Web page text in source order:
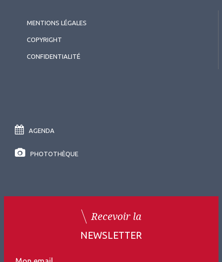
MENTIONS LÉGALES
COPYRIGHT
CONFIDENTIALITÉ
AGENDA
PHOTOTHÈQUE
Recevoir la
NEWSLETTER